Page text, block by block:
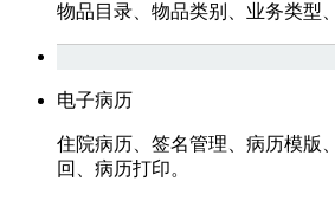
物品目录、物品类别、业务类型
电子病历
住院病历、签名管理、病历模版
回、病历打印。